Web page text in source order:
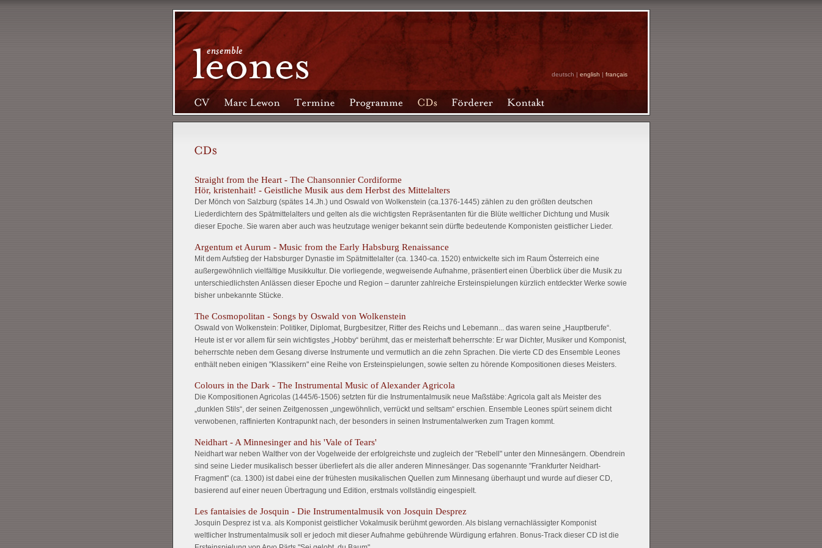
deutsch | english | français
Straight from the Heart - The Chansonnier Cordiforme
Hör, kristenhait! - Geistliche Musik aus dem Herbst des Mittelalters
Der Mönch von Salzburg (spätes 14.Jh.) und Oswald von Wolkenstein (ca.1376-1445) zählen zu den größten deutschen
Liederdichtern des Spätmittelalters und gelten als die wichtigsten Repräsentanten für die Blüte weltlicher Dichtung und Musik
dieser Epoche. Sie waren aber auch was heutzutage weniger bekannt sein dürfte bedeutende Komponisten geistlicher Lieder.
Argentum et Aurum - Music from the Early Habsburg Renaissance
Mit dem Aufstieg der Habsburger Dynastie im Spätmittelalter (ca. 1340-ca. 1520) entwickelte sich im Raum Österreich eine
außergewöhnlich vielfältige Musikkultur. Die vorliegende, wegweisende Aufnahme, präsentiert einen Überblick über die Musik zu
unterschiedlichsten Anlässen dieser Epoche und Region – darunter zahlreiche Ersteinspielungen kürzlich entdeckter Werke sowie
bisher unbekannte Stücke.
The Cosmopolitan - Songs by Oswald von Wolkenstein
Oswald von Wolkenstein: Politiker, Diplomat, Burgbesitzer, Ritter des Reichs und Lebemann... das waren seine „Hauptberufe“.
Heute ist er vor allem für sein wichtigstes „Hobby“ berühmt, das er meisterhaft beherrschte: Er war Dichter, Musiker und Komponist,
beherrschte neben dem Gesang diverse Instrumente und vermutlich an die zehn Sprachen. Die vierte CD des Ensemble Leones
enthält neben einigen "Klassikern" eine Reihe von Ersteinspielungen, sowie selten zu hörende Kompositionen dieses Meisters.
Colours in the Dark - The Instrumental Music of Alexander Agricola
Die Kompositionen Agricolas (1445/6-1506) setzten für die Instrumentalmusik neue Maßstäbe: Agricola galt als Meister des
„dunklen Stils“, der seinen Zeitgenossen „ungewöhnlich, verrückt und seltsam“ erschien. Ensemble Leones spürt seinem dicht
verwobenen, raffinierten Kontrapunkt nach, der besonders in seinen Instrumentalwerken zum Tragen kommt.
Neidhart - A Minnesinger and his 'Vale of Tears'
Neidhart war neben Walther von der Vogelweide der erfolgreichste und zugleich der "Rebell" unter den Minnesängern. Obendrein
sind seine Lieder musikalisch besser überliefert als die aller anderen Minnesänger. Das sogenannte "Frankfurter Neidhart-
Fragment" (ca. 1300) ist dabei eine der frühesten musikalischen Quellen zum Minnesang überhaupt und wurde auf dieser CD,
basierend auf einer neuen Übertragung und Edition, erstmals vollständig eingespielt.
Les fantaisies de Josquin - Die Instrumentalmusik von Josquin Desprez
Josquin Desprez ist v.a. als Komponist geistlicher Vokalmusik berühmt geworden. Als bislang vernachlässigter Komponist
weltlicher Instrumentalmusik soll er jedoch mit dieser Aufnahme gebührende Würdigung erfahren. Bonus-Track dieser CD ist die